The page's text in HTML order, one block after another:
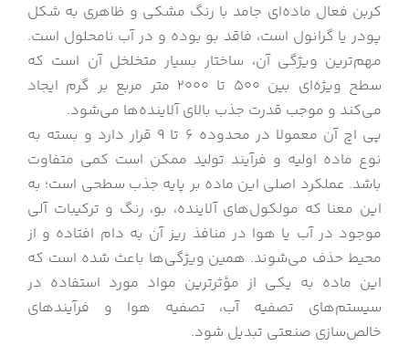
کربن فعال ماده‌ای جامد با رنگ مشکی و ظاهری به شکل
پودر یا گرانول است، فاقد بو بوده و در آب نامحلول است.
مهم‌ترین ویژگی آن، ساختار بسیار متخلخل آن است که
سطح ویژه‌ای بین 500 تا 2000 متر مربع بر گرم ایجاد
می‌کند و موجب قدرت جذب بالای آلاینده‌ها می‌شود.
پی اچ آن معمولا در محدوده 6 تا 9 قرار دارد و بسته به
نوع ماده اولیه و فرآیند تولید ممکن است کمی متفاوت
باشد. عملکرد اصلی این ماده بر پایه جذب سطحی است؛ به
این معنا که مولکول‌های آلاینده، بو، رنگ و ترکیبات آلی
موجود در آب یا هوا در منافذ ریز آن به دام افتاده و از
محیط حذف می‌شوند. همین ویژگی‌ها باعث شده است که
این ماده به یکی از مؤثرترین مواد مورد استفاده در
سیستم‌های تصفیه آب، تصفیه هوا و فرآیندهای
خالص‌سازی صنعتی تبدیل شود.